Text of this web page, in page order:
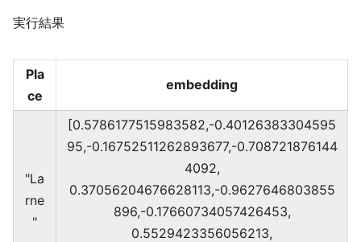
実行結果
Pla
ce
embedding
"La
rne
"
[0.5786177515983582,-0.40126383304595
95,-0.16752511262893677,-0.708721876144
4092,
0.37056204676628113,-0.9627646803855
896,-0.17660734057426453,
0.5529423356056213,